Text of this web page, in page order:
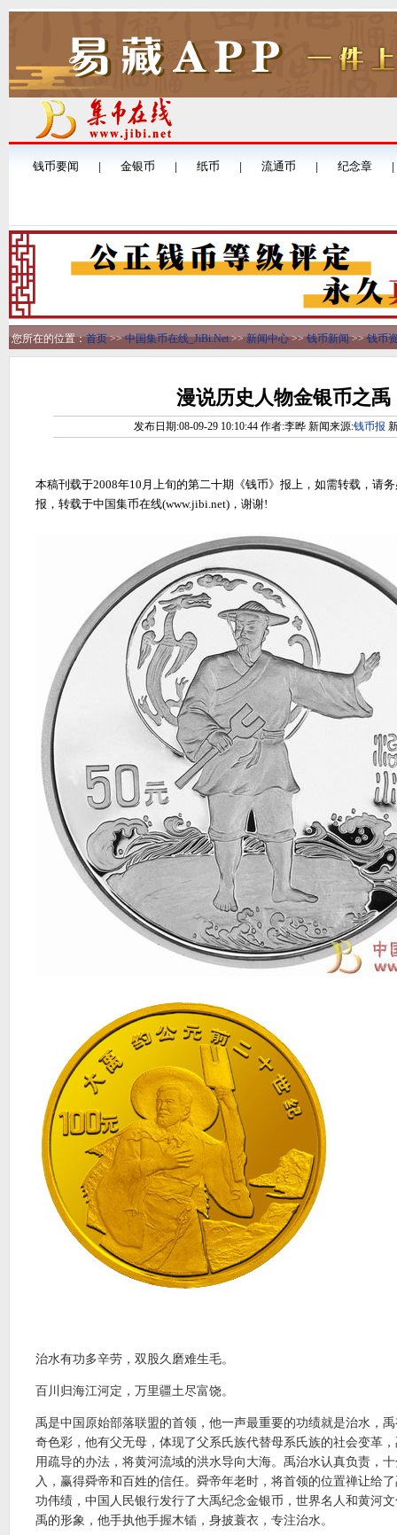
您所在的位置：首页>>中国集币在线_JiBi.Net>>新闻中心>>钱币新闻>>钱币
漫说历史人物金银币之禹
发布日期:08-09-29 10:10:44 作者:李晔 新闻来源:钱币报
本稿刊载于2008年10月上旬的第二十期《钱币》报上，如需转载，请
报，转载于中国集币在线(www.jibi.net)，谢谢!
治水有功多辛劳，双股久磨难生毛。
百川归海江河定，万里疆土尽富饶。
禹是中国原始部落联盟的首领，他一声最重要的功绩就是治水，
奇色彩，他有父无母，体现了父系氏族代替母系氏族的社会变革
用疏导的办法，将黄河流域的洪水导向大海。禹治水认真负责，
入，赢得舜帝和百姓的信任。舜帝年老时，将首领的位置禅让给
功伟绩，中国人民银行发行了大禹纪念金银币，世界名人和黄河
禹的形象，他手执他手握木锸，身披蓑衣，专注治水。